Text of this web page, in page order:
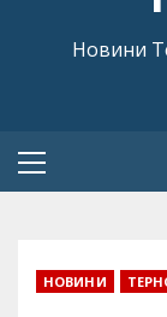
Новини
Primary
НОВИНИ